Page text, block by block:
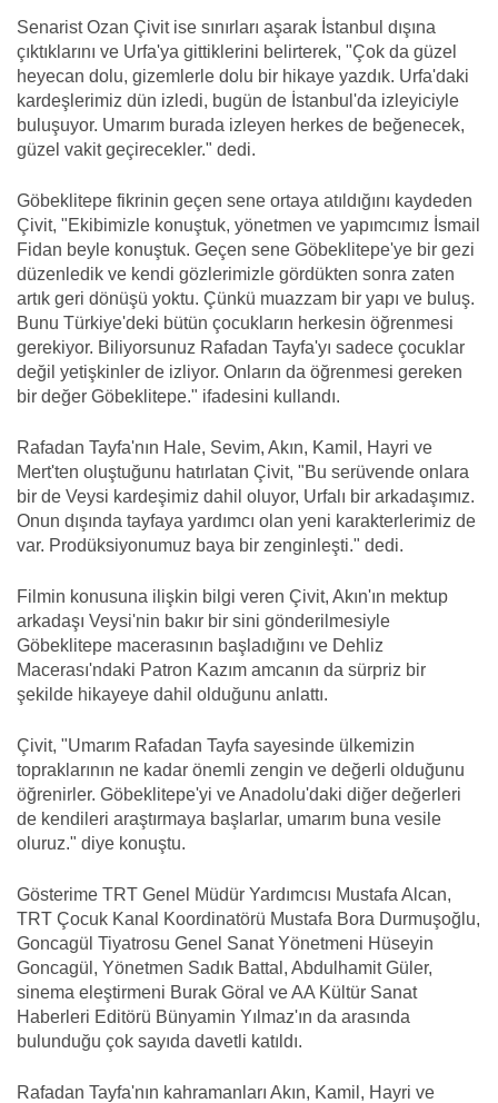
Senarist Ozan Çivit ise sınırları aşarak İstanbul dışına
çıktıklarını ve Urfa'ya gittiklerini belirterek, "Çok da güzel
heyecan dolu, gizemlerle dolu bir hikaye yazdık. Urfa'daki
kardeşlerimiz dün izledi, bugün de İstanbul'da izleyiciyle
buluşuyor. Umarım burada izleyen herkes de beğenecek,
güzel vakit geçirecekler." dedi.
Göbeklitepe fikrinin geçen sene ortaya atıldığını kaydeden
Çivit, "Ekibimizle konuştuk, yönetmen ve yapımcımız İsmail
Fidan beyle konuştuk. Geçen sene Göbeklitepe'ye bir gezi
düzenledik ve kendi gözlerimizle gördükten sonra zaten
artık geri dönüşü yoktu. Çünkü muazzam bir yapı ve buluş.
Bunu Türkiye'deki bütün çocukların herkesin öğrenmesi
gerekiyor. Biliyorsunuz Rafadan Tayfa'yı sadece çocuklar
değil yetişkinler de izliyor. Onların da öğrenmesi gereken
bir değer Göbeklitepe." ifadesini kullandı.
Rafadan Tayfa'nın Hale, Sevim, Akın, Kamil, Hayri ve
Mert'ten oluştuğunu hatırlatan Çivit, "Bu serüvende onlara
bir de Veysi kardeşimiz dahil oluyor, Urfalı bir arkadaşımız.
Onun dışında tayfaya yardımcı olan yeni karakterlerimiz de
var. Prodüksiyonumuz baya bir zenginleşti." dedi.
Filmin konusuna ilişkin bilgi veren Çivit, Akın'ın mektup
arkadaşı Veysi'nin bakır bir sini gönderilmesiyle
Göbeklitepe macerasının başladığını ve Dehliz
Macerası'ndaki Patron Kazım amcanın da sürpriz bir
şekilde hikayeye dahil olduğunu anlattı.
Çivit, "Umarım Rafadan Tayfa sayesinde ülkemizin
topraklarının ne kadar önemli zengin ve değerli olduğunu
öğrenirler. Göbeklitepe'yi ve Anadolu'daki diğer değerleri
de kendileri araştırmaya başlarlar, umarım buna vesile
oluruz." diye konuştu.
Gösterime TRT Genel Müdür Yardımcısı Mustafa Alcan,
TRT Çocuk Kanal Koordinatörü Mustafa Bora Durmuşoğlu,
Goncagül Tiyatrosu Genel Sanat Yönetmeni Hüseyin
Goncagül, Yönetmen Sadık Battal, Abdulhamit Güler,
sinema eleştirmeni Burak Göral ve AA Kültür Sanat
Haberleri Editörü Bünyamin Yılmaz'ın da arasında
bulunduğu çok sayıda davetli katıldı.
Rafadan Tayfa'nın kahramanları Akın, Kamil, Hayri ve